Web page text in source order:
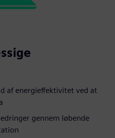
af energieffektivitet ved at
gennem løbende